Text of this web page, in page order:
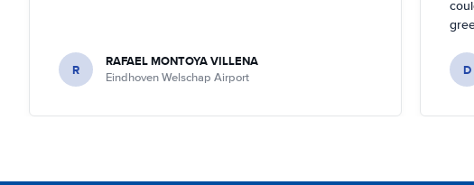
R RAFAEL MONTOYA VILLENA
Eindhoven Welschap Airport
I'm
D